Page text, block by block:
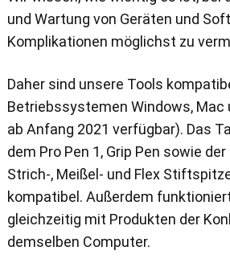
und Wartung von Geräten und
Komplikationen möglichst zu
Daher sind unsere Tools
Betriebssystemen Windows, Mac
ab Anfang 2021 verfügbar). Das
dem Pro Pen 1, Grip Pen sowie
Strich-, Meißel- und Flex
kompatibel. Außerdem
gleichzeitig mit Produkten der
demselben Computer.